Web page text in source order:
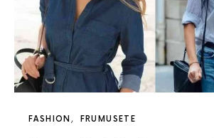
FASHION FRUMUSETE